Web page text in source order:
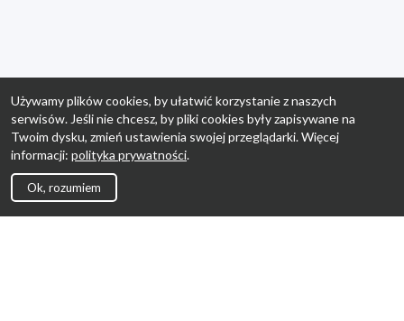
Używamy plików cookies, by ułatwić korzystanie z naszych
serwisów. Jeśli nie chcesz, by pliki cookies były zapisywane na
Twoim dysku, zmień ustawienia swojej przeglądarki. Więcej
informacji: polityka prywatności.
Ok, rozumiem